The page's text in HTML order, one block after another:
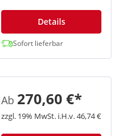
Details
Sofort lieferbar
Ab 270,60 €*
zzgl. 19% MwSt. i.H.v. 46,74 €